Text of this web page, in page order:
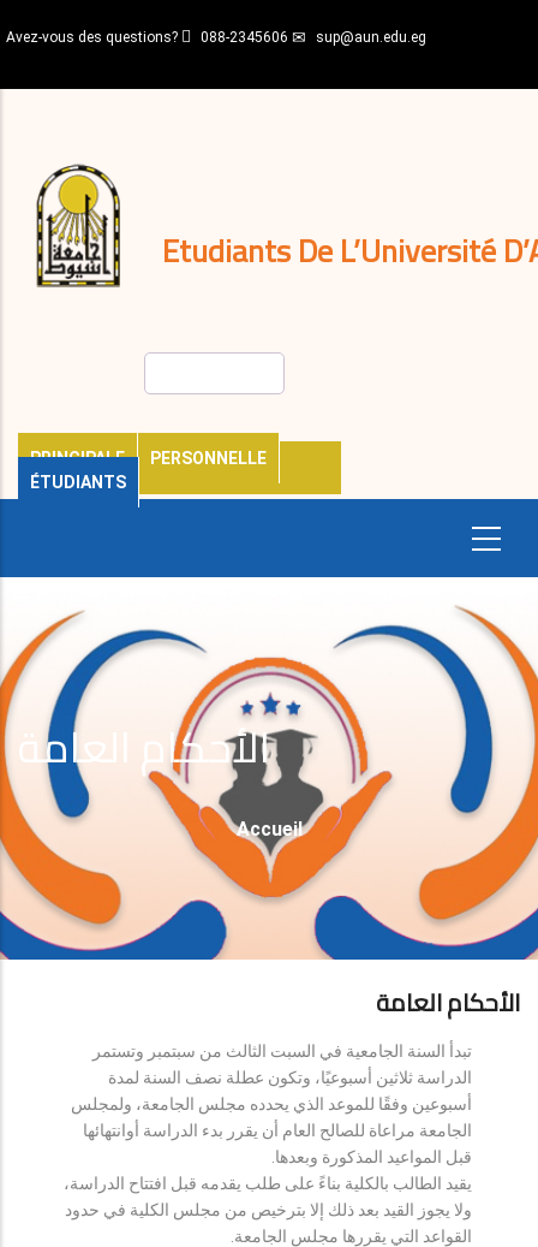
au
principal
Avez-vous des questions? 088-2345606 sup@aun.edu.eg
Etudiants De L’Université
PRINCIPALE
PERSONNELLE
ÉTUDIANTS
décisions
Expatriés
Journal
الأحكام العامة
Fil
D'Ariane
Accueil
الأحكام العامة
تبدأ السنة الجامعية في السبت الثالث من سبتمبر وتستمر
الدراسة ثلاثين أسبوعيًا، وتكون عطلة نصف السنة لمدة
أسبوعين وفقًا للموعد الذي يحدده مجلس الجامعة، ولمجلس
الجامعة مراعاة للصالح العام أن يقرر بدء الدراسة أوانتهائها
قبل المواعيد المذكورة وبعدها.
يقيد الطالب بالكلية بناءً على طلب يقدمه قبل افتتاح الدراسة،
ولا يجوز القيد بعد ذلك إلا بترخيص من مجلس الكلية في حدود
القواعد التي يقررها مجلس الجامعة.